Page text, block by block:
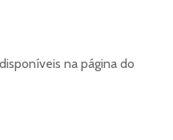
na página do